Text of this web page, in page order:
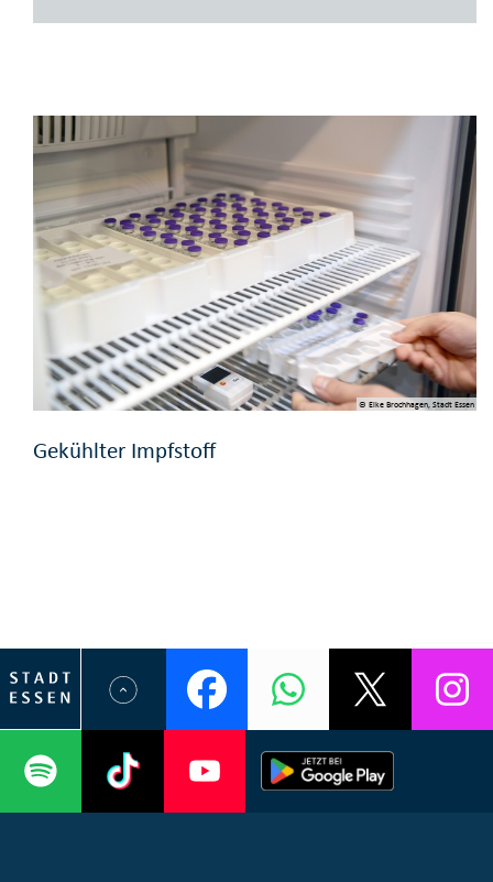
© Elke Brochhagen, Stadt Essen
Gekühlter Impfstoff